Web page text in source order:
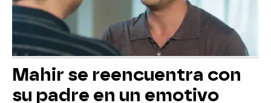
Mahir se reencuentra con
su padre en un emotivo